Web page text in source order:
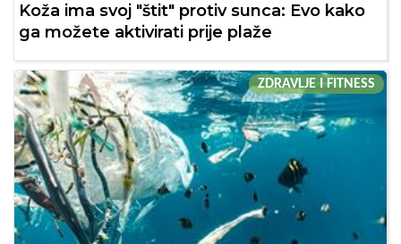
Koža ima svoj "štit" protiv sunca: Evo kako
ga možete aktivirati prije plaže
ZDRAVLJE I FITNESS